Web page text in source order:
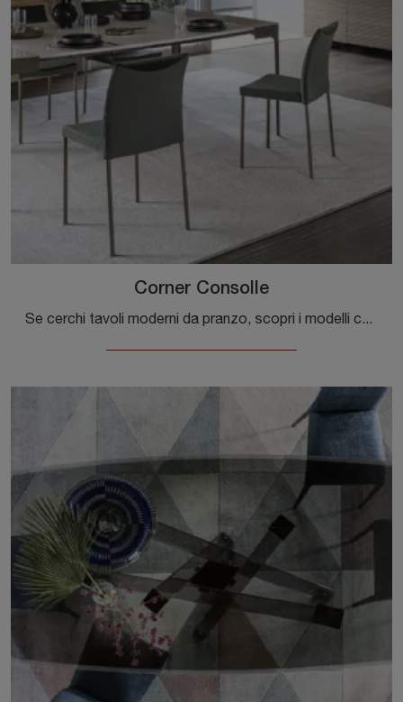
Corner Consolle
Se cerchi tavoli moderni da pranzo, scopri i modelli consolle di Riflessi: clicca e scopri il modello Corner Consolle in ceramica.